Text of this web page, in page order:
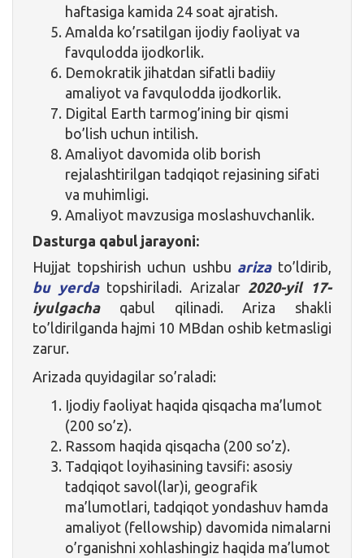
haftasiga kamida 24 soat ajratish.
Amalda ko’rsatilgan ijodiy faoliyat va
favqulodda ijodkorlik.
Demokratik jihatdan sifatli badiiy
amaliyot va favqulodda ijodkorlik.
Digital Earth tarmog’ining bir qismi
bo’lish uchun intilish.
Amaliyot davomida olib borish
rejalashtirilgan tadqiqot rejasining sifati
va muhimligi.
Amaliyot mavzusiga moslashuvchanlik.
Dasturga qabul jarayoni:
Hujjat topshirish uchun ushbu arizato’ldirib,
bu yerdatopshiriladi. Arizalar 2020-yil 17-
iyulgachaqabul qilinadi. Ariza shakli
to’ldirilganda hajmi 10 MBdan oshib ketmasligi
zarur.
Arizada quyidagilar so’raladi:
Ijodiy faoliyat haqida qisqacha ma’lumot
(200 so’z).
Rassom haqida qisqacha (200 so’z).
Tadqiqot loyihasining tavsifi: asosiy
tadqiqot savol(lar)i, geografik
ma’lumotlari, tadqiqot yondashuv hamda
amaliyot (fellowship) davomida nimalarni
o’rganishni xohlashingiz haqida ma’lumot